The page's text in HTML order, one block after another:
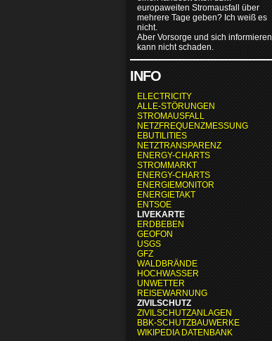
europaweiten Stromausfall über
mehrere Tage geben? Ich weiß es
nicht.
Aber Vorsorge und sich informieren
kann nicht schaden.
INFO
ELECTRICITY
ALLE-STÖRUNGEN
STROMAUSFALL
NETZFREQUENZMESSUNG
EBUTILITIES
NETZTRANSPARENZ
ENERGY-CHARTS
STROMMARKT
ENERGY-CHARTS
ENERGIEMONITOR
ENERGIETAKT
ENTSOE
LIVEKARTE
ERDBEBEN
GEOFON
USGS
GFZ
WALDBRÄNDE
HOCHWASSER
UNWETTER
REISEWARNUNG
ZIVILSCHUTZ
ZIVILSCHUTZANLAGEN
BBK-SCHUTZBAUWERKE
WIKIPEDIA DATENBANK